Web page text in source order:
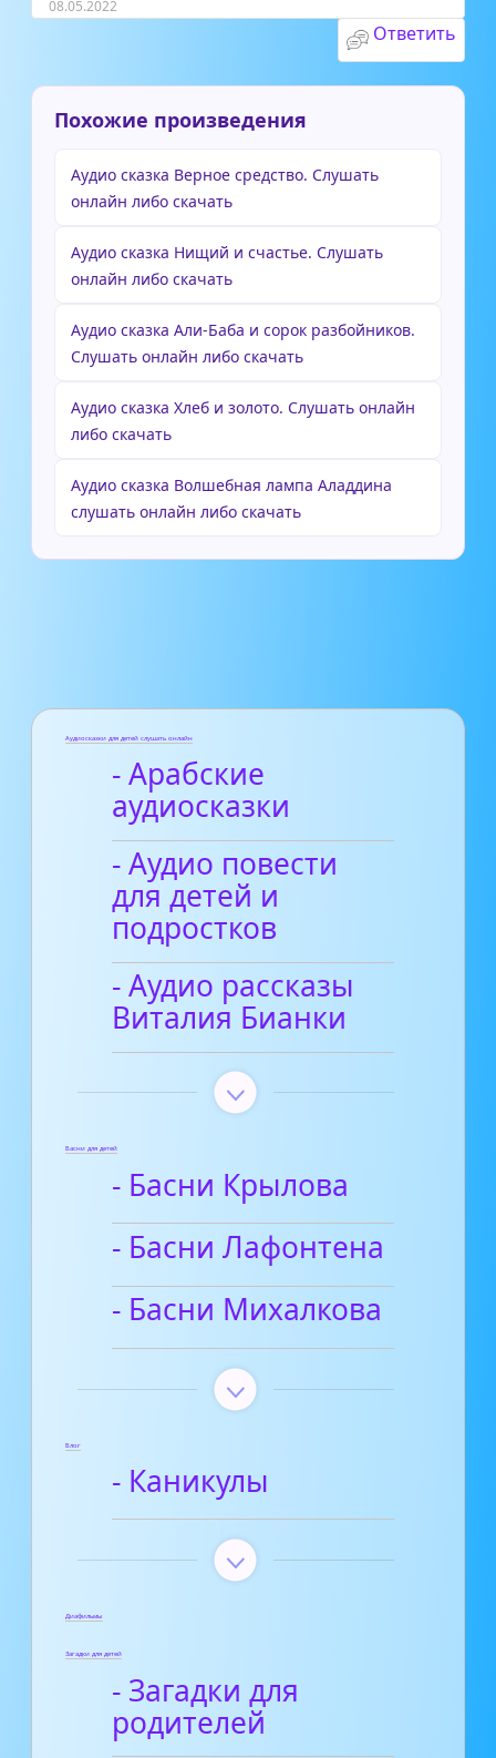
08.05.2022
Ответить
Похожие произведения
Аудио сказка Верное средство. Слушать
онлайн либо скачать
Аудио сказка Нищий и счастье. Слушать
онлайн либо скачать
Аудио сказка Али-Баба и сорок разбойников.
Слушать онлайн либо скачать
Аудио сказка Хлеб и золото. Слушать онлайн
либо скачать
Аудио сказка Волшебная лампа Аладдина
слушать онлайн либо скачать
Аудиосказки для детей слушать онлайн
- Арабские
аудиосказки
- Аудио повести
для детей и
подростков
- Аудио рассказы
Виталия Бианки
Басни для детей
- Басни Крылова
- Басни Лафонтена
- Басни Михалкова
Блог
- Каникулы
Диафильмы
Загадки для детей
- Загадки для
родителей